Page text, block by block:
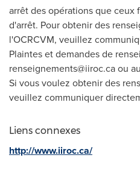
arrêt des opérations que ceux
d'arrêt. Pour obtenir des
l'OCRCVM, veuillez
Plaintes et demandes de
renseignements@iiroc.caou
Si vous voulez obtenir des
veuillez communiquer
Liens connexes
http://www.iiroc.ca/